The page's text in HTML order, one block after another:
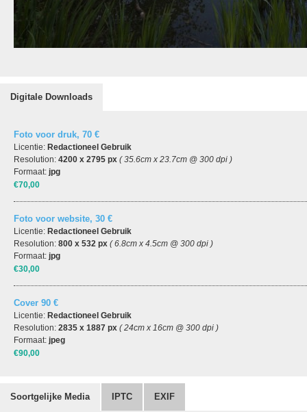
Digitale Downloads
Foto voor druk, 70 €
Licentie: Redactioneel Gebruik
Resolution: 4200 x 2795 px ( 35.6cm x 23.7cm @ 300 dpi )
Formaat: jpg
€70,00
Foto voor website, 30 €
Licentie: Redactioneel Gebruik
Resolution: 800 x 532 px ( 6.8cm x 4.5cm @ 300 dpi )
Formaat: jpg
€30,00
Cover 90 €
Licentie: Redactioneel Gebruik
Resolution: 2835 x 1887 px ( 24cm x 16cm @ 300 dpi )
Formaat: jpeg
€90,00
Soortgelijke Media IPTC EXIF